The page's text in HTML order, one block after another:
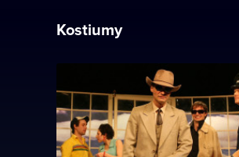
Kostiumy